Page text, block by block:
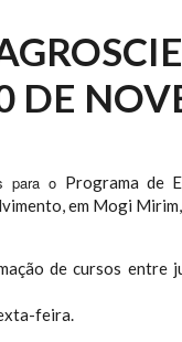
DE
para o Programa de
em Mogi Mirim,
de cursos entre
feira.